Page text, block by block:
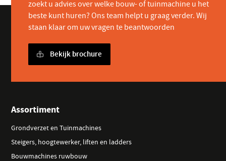
zoekt u advies over welke bouw- of tuinmachine u het
beste kunt huren? Ons team helpt u graag verder. Wij
staan klaar om uw vragen te beantwoorden
Bekijk brochure
Assortiment
Grondverzet en Tuinmachines
Steigers, hoogtewerker, liften en ladders
Bouwmachines ruwbouw